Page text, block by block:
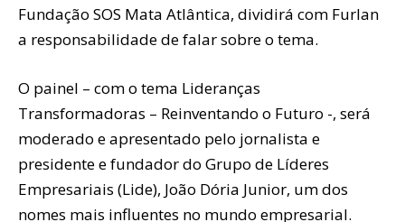
Fundação SOS Mata Atlântica, dividirá com Furlan
a responsabilidade de falar sobre o tema.
O painel – com o tema Lideranças
Transformadoras – Reinventando o Futuro -, será
moderado e apresentado pelo jornalista e
presidente e fundador do Grupo de Líderes
Empresariais (Lide), João Dória Junior, um dos
nomes mais influentes no mundo empresarial.